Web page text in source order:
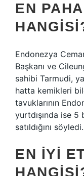
EN
Endonezya
Başkanı ve
sahibi Tarmudi,
hatta kemikleri
tavuklarının
yurtdışında ise
satıldığını söyledi.
EN IYI